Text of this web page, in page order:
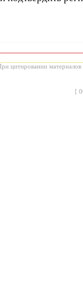
цитировании материалов
[